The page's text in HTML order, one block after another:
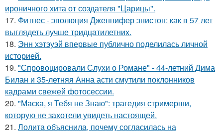
ироничного хита от создателя "Царицы".
17. Фитнес - эволюция Дженнифер энистон: как в 57 лет
выглядеть лучше тридцатилетних.
18. Энн хэтэуэй впервые публично поделилась личной
историей.
19. "Спровоцировали Слухи о Романе" - 44-летний Дима
Билан и 35-летняя Анна асти смутили поклонников
кадрами свежей фотосессии.
20. "Маска, я Тебя не Знаю": трагедия стримерши,
которую не захотели увидеть настоящей.
21. Лолита объяснила, почему согласилась на